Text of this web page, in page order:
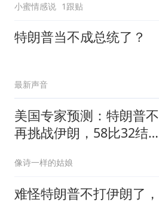
归她儿子管理
小蜜情感说 1跟贴
特朗普当不成总统了？
最新声音
美国专家预测：特朗普不
再挑战伊朗，58比32结果
像诗一样的姑娘
难怪特朗普不打伊朗了，